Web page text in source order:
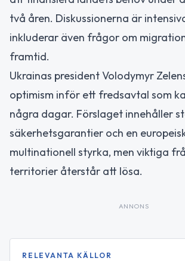
två åren. Diskussionerna är
inkluderar även frågor om
framtid.
Ukrainas president Volodymyr
optimism inför ett fredsavtal som
några dagar. Förslaget innehåller
säkerhetsgarantier och en
multinationell styrka, men viktiga
territorier återstår att lösa.
ANNONS
RELEVANTA KÄLLOR